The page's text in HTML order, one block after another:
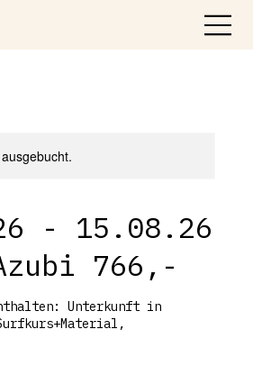
- 15.08.26
766,-
Unterkunft in